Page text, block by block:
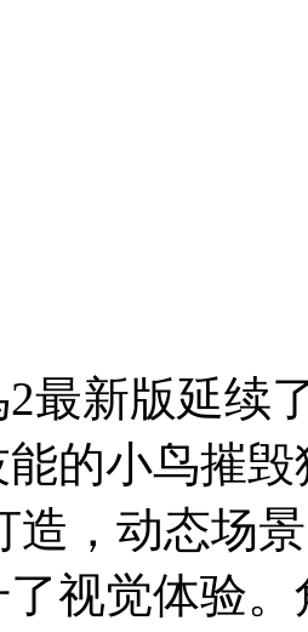
最新版延续
的小鸟摧
造，动态场
视觉体验